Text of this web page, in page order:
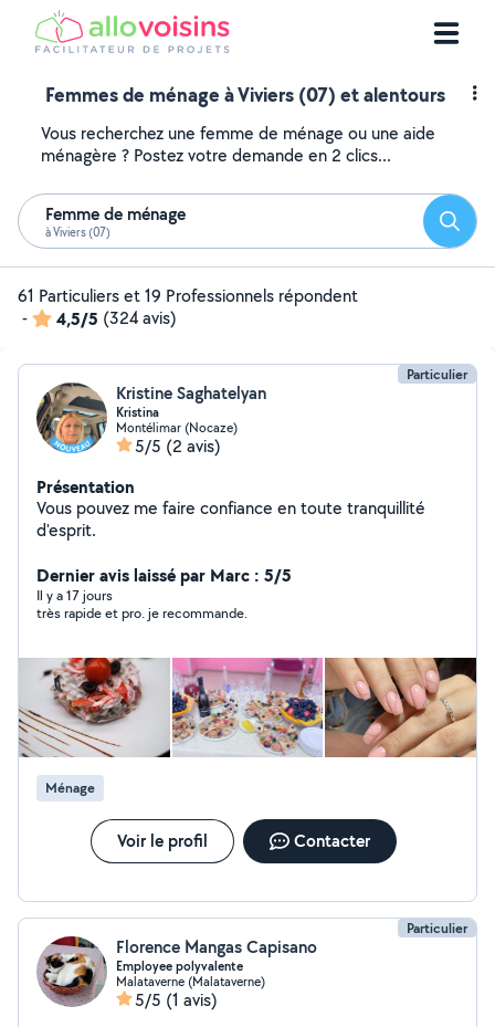
Femmes de ménage à Viviers (07) et alentours
Vous recherchez une femme de ménage ou une aide
ménagère ? Postez votre demande en 2 clics...
Femme de ménage
à Viviers (07)
61 Particuliers et 19 Professionnels répondent
-
4,5/5 (324 avis)
Particulier
Kristine Saghatelyan
Kristina
Montélimar (Nocaze)
5/5 (2 avis)
Présentation
Vous pouvez me faire confiance en toute tranquillité
d'esprit.
Dernier avis laissé par Marc : 5/5
Il y a 17 jours
très rapide et pro. je recommande.
Ménage
Voir le profil Contacter
Particulier
Florence Mangas Capisano
Employee polyvalente
Malataverne (Malataverne)
5/5 (1 avis)